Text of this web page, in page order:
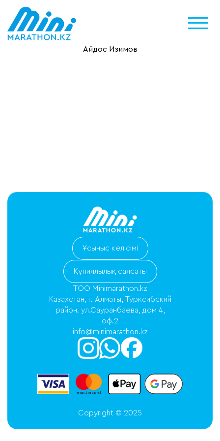
Айдос Изимов
Ұсыныс келісімі
Құпиялылық саясаты
ТОО Minimarathon.kz
Казахстан, г. Алматы, Турксибский
район. ул.Сауранбаева, дом 4,
оф.2
info@minimarathon.kz
Copyright © 2025